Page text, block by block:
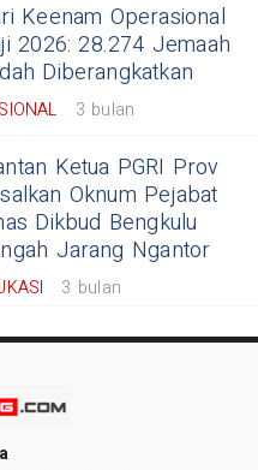
Keenam Operasional
2026: 28.274 Jemaah
Diberangkatkan
3 bulan
Ketua PGRI Prov
Oknum Pejabat
Dikbud Bengkulu
Jarang Ngantor
3 bulan